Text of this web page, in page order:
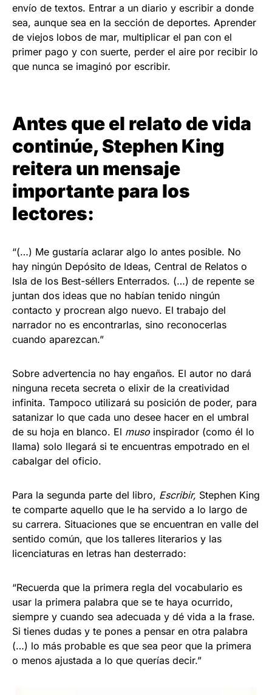
envío de textos. Entrar a un diario y escribir a donde
sea, aunque sea en la sección de deportes. Aprender
de viejos lobos de mar, multiplicar el pan con el
primer pago y con suerte, perder el aire por recibir lo
que nunca se imaginó por escribir.
Antes que el relato de vida
continúe, Stephen King
reitera un mensaje
importante para los
lectores:
“(…) Me gustaría aclarar algo lo antes posible. No
hay ningún Depósito de Ideas, Central de Relatos o
Isla de los Best-séllers Enterrados. (…) de repente se
juntan dos ideas que no habían tenido ningún
contacto y procrean algo nuevo. El trabajo del
narrador no es encontrarlas, sino reconocerlas
cuando aparezcan.”
Sobre advertencia no hay engaños. El autor no dará
ninguna receta secreta o elixir de la creatividad
infinita. Tampoco utilizará su posición de poder, para
satanizar lo que cada uno desee hacer en el umbral
de su hoja en blanco. El muso inspirador (como él lo
llama) solo llegará si te encuentras empotrado en el
cabalgar del oficio.
Para la segunda parte del libro, Escribir, Stephen King
te comparte aquello que le ha servido a lo largo de
su carrera. Situaciones que se encuentran en valle del
sentido común, que los talleres literarios y las
licenciaturas en letras han desterrado:
“Recuerda que la primera regla del vocabulario es
usar la primera palabra que se te haya ocurrido,
siempre y cuando sea adecuada y dé vida a la frase.
Si tienes dudas y te pones a pensar en otra palabra
(…) lo más probable es que sea peor que la primera
o menos ajustada a lo que querías decir.”